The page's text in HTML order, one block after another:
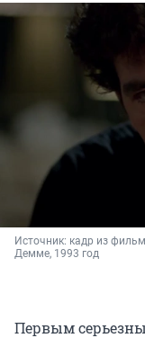
Источник: кадр из
Демме, 1993 год
Первым